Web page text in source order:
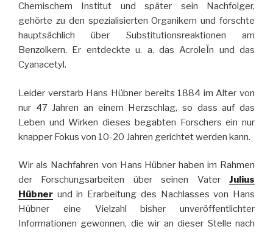
Chemischem Institut und später sein Nachfolger,
gehörte zu den spezialisierten Organikern und forschte
hauptsächlich über Substitutionsreaktionen am
Benzolkern. Er entdeckte u. a. das AcroleÏn und das
Cyanacetyl.
Leider verstarb Hans Hübner bereits 1884 im Alter von
nur 47 Jahren an einem Herzschlag, so dass auf das
Leben und Wirken dieses begabten Forschers ein nur
knapper Fokus von 10-20 Jahren gerichtet werden kann.
Wir als Nachfahren von Hans Hübner haben im Rahmen
der Forschungsarbeiten über seinen Vater Julius
Hübner und in Erarbeitung des Nachlasses von Hans
Hübner eine Vielzahl bisher unveröffentlichter
Informationen gewonnen, die wir an dieser Stelle nach